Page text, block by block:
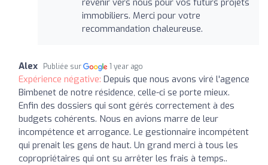
immobiliers. Merci pour votre
recommandation chaleureuse.
Alex Publiée sur 1 year ago
Expérience négative: Depuis que nous avons viré l'agence
Bimbenet de notre résidence, celle-ci se porte mieux.
Enfin des dossiers qui sont gérés correctement à des
budgets cohérents. Nous en avions marre de leur
incompétence et arrogance. Le gestionnaire incompétent
qui prenait les gens de haut. Un grand merci à tous les
copropriétaires qui ont su arrêter les frais à temps..